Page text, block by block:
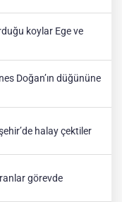
koylar Ege ve
Doğan’ın düğününe
halay çektiler
görevde